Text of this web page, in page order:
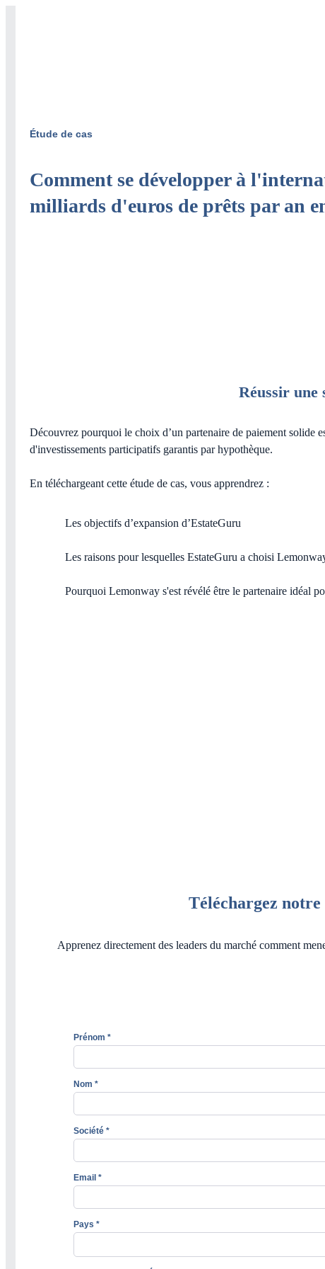
Étude de cas
Comment se développer à
milliards d'euros de prêts par an
Réussir une
Découvrez pourquoi le choix d’un partenaire de paiement solide
d'investissements participatifs garantis par hypothèque.
En téléchargeant cette étude de cas, vous apprendrez :
Les objectifs d’expansion d’EstateGuru
Les raisons pour lesquelles EstateGuru a choisi
Pourquoi Lemonway s'est révélé être le partenaire idéal
Téléchargez notre
Apprenez directement des leaders du marché comment
Prénom *
Nom *
Société *
Email *
Pays *